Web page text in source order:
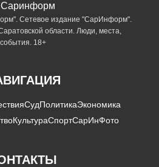
Сетевое издание "СарИнформ".
области. Люди, места,
события. 18+
СудПолитикаЭкономика
КультураСпортСарИнФото